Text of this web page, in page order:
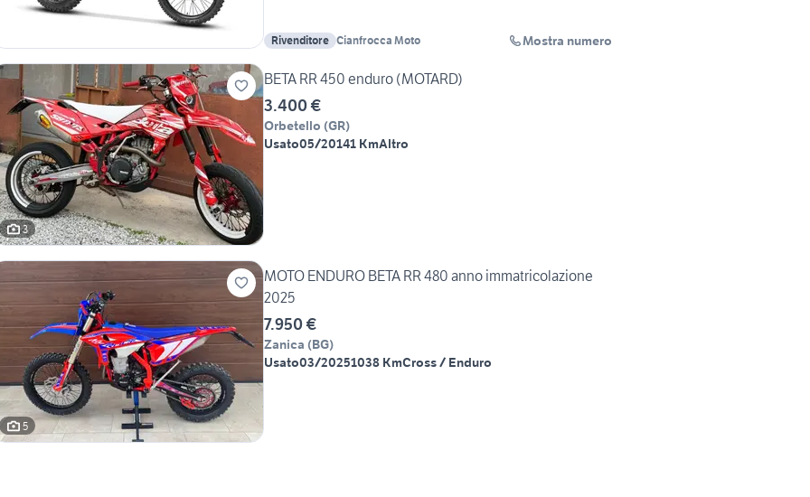
Rivenditore Cianfrocca Moto Mostra numero
3
BETA RR 450 enduro (MOTARD)
3.400 €
Orbetello (GR)
Usato05/20141 KmAltro
5
MOTO ENDURO BETA RR 480 anno immatricolazione
2025
7.950 €
Zanica (BG)
Usato03/20251038 KmCross / Enduro